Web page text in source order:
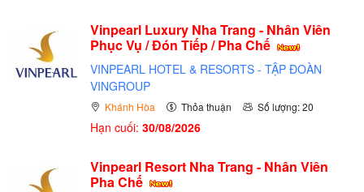
Vinpearl Luxury Nha Trang - Nhân Viên
Phục Vụ / Đón Tiếp / Pha Chế
VINPEARL HOTEL & RESORTS - TẬP ĐOÀN
VINGROUP
Khánh Hòa Thỏa thuận Số lượng: 20
Hạn cuối: 30/08/2026
Vinpearl Resort Nha Trang - Nhân Viên
Pha Chế